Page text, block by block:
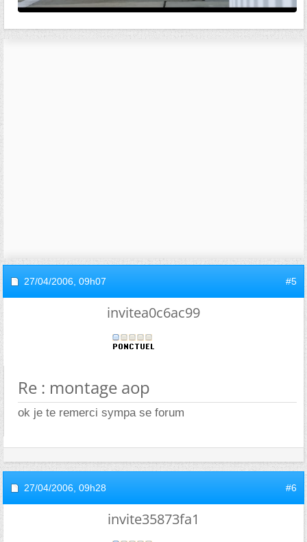
27/04/2006, 09h07 #5
invitea0c6ac99
Re : montage aop
ok je te remerci sympa se forum
27/04/2006, 09h28 #6
invite35873fa1